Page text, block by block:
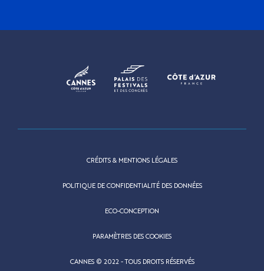
CRÉDITS & MENTIONS LÉGALES
POLITIQUE DE CONFIDENTIALITÉ DES DONNÉES
ECO-CONCEPTION
PARAMÈTRES DES COOKIES
CANNES © 2022 - TOUS DROITS RÉSERVÉS